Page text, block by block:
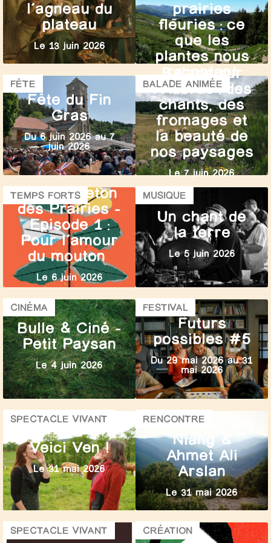
l’agneau du
plateau
Le 13 juin 2026
prairies
fleuries : ce
que les
plantes nous
racontent
Le 13 juin 2026
Fête du Fin
Gras
Du 6 juin 2026 au 7
juin 2026
FÊTE
Balade sur
l’Aubrac : des
chants, des
fromages et
la beauté de
nos paysages
Le 7 juin 2026
BALADE ANIMÉE
Le Feuilleton
des Prairies –
Episode 1 :
Pour l’amour
du mouton
Le 6 juin 2026
TEMPS FORTS
Un chant de
la terre
Le 5 juin 2026
MUSIQUE
Bulle & Ciné –
Petit Paysan
Le 4 juin 2026
CINÉMA
Futurs
possibles #5
Du 29 mai 2026 au 31
mai 2026
FESTIVAL
Veici Ven !
Le 31 mai 2026
SPECTACLE VIVANT
Thierry Thieû
Niang &
Ahmet Ali
Arslan
Le 31 mai 2026
RENCONTRE
SPECTACLE VIVANT CRÉATION